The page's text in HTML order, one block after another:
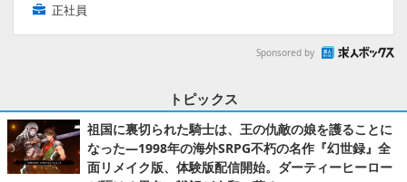
正社員
Sponsored by
トピックス
祖国に裏切られた騎士は、王の仇敵の娘を護ることに
なった―1998年の海外SRPG不朽の名作『幻世録』全
面リメイク版、体験版配信開始。ダーティーヒーロー